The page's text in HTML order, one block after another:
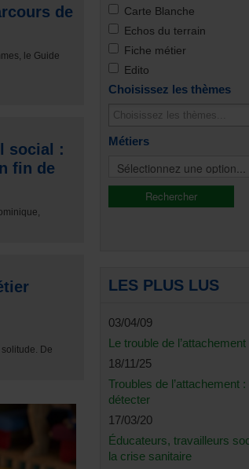
de
le Guide
social :
fin de
De
Carte Blanche
Echos du terrain
Fiche métier
Edito
Choisissez les thèmes
Métiers
LES PLUS LUS
03/04/09
Le trouble de l’attachement
18/11/25
Troubles de l’attachement
détecter
17/03/20
Éducateurs, travailleurs
la crise sanitaire